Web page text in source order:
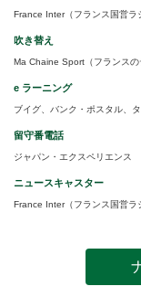
France Inter（フランス国営ラ
吹き替え
Ma Chaine Sport（フランスの
e ラーニング
ブイグ、バンク・ポスタル、
留守番電話
ジャパン・エクスペリエンス
ニュースキャスター
France Inter（フランス国営ラ